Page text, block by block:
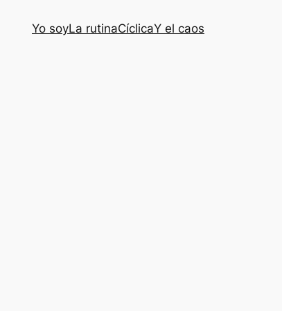
Yo soyLa rutinaCíclicaY el caos